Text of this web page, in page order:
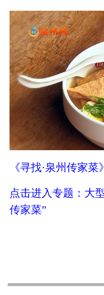
《寻找·泉州传家
点击进入专题：大
传家菜”